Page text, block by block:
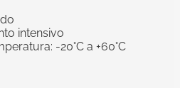
intensivo
-20°C a +60°C